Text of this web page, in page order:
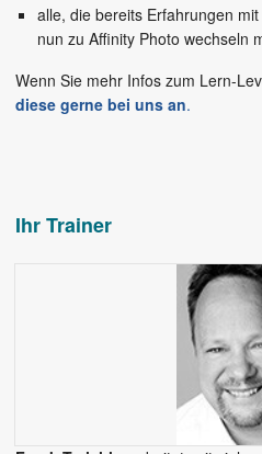
alle, die bereits Erfahrungen
nun zu Affinity Photo wechseln
Wenn Sie mehr Infos zum Lern-
diese gerne bei uns an.
Ihr Trainer